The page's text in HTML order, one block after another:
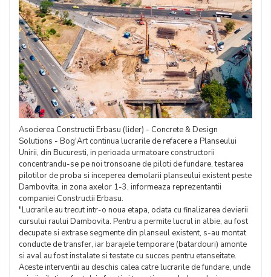
Asocierea Constructii Erbasu (lider) - Concrete & Design
Solutions - Bog'Art continua lucrarile de refacere a Planseului
Unirii, din Bucuresti, in perioada urmatoare constructorii
concentrandu-se pe noi tronsoane de piloti de fundare, testarea
pilotilor de proba si inceperea demolarii planseului existent peste
Dambovita, in zona axelor 1-3, informeaza reprezentantii
companiei Constructii Erbasu.
"Lucrarile au trecut intr-o noua etapa, odata cu finalizarea devierii
cursului raului Dambovita. Pentru a permite lucrul in albie, au fost
decupate si extrase segmente din planseul existent, s-au montat
conducte de transfer, iar barajele temporare (batardouri) amonte
si aval au fost instalate si testate cu succes pentru etanseitate.
Aceste interventii au deschis calea catre lucrarile de fundare, unde